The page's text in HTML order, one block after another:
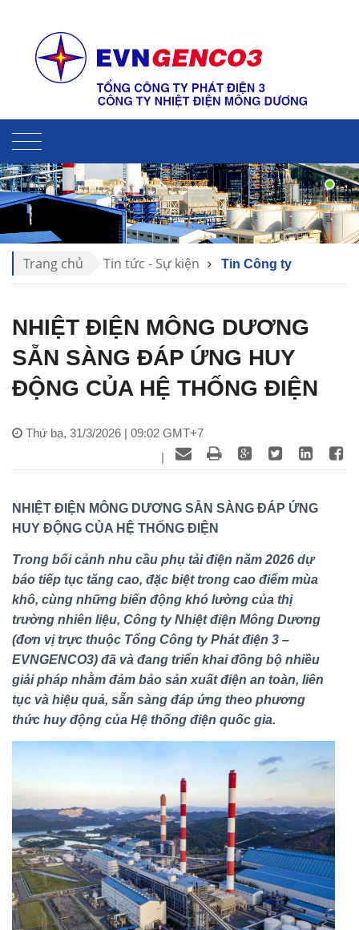
Trang chủ Tin tức - Sự kiện Tin Công ty
NHIỆT ĐIỆN MÔNG DƯƠNG
SẴN SÀNG ĐÁP ỨNG HUY
ĐỘNG CỦA HỆ THỐNG ĐIỆN
Thứ ba, 31/3/2026 | 09:02 GMT+7
|
NHIỆT ĐIỆN MÔNG DƯƠNG SẴN SÀNG ĐÁP ỨNG
HUY ĐỘNG CỦA HỆ THỐNG ĐIỆN
Trong bối cảnh nhu cầu phụ tải điện năm 2026 dự
báo tiếp tục tăng cao, đặc biệt trong cao điểm mùa
khô, cùng những biến động khó lường của thị
trường nhiên liệu, Công ty Nhiệt điện Mông Dương
(đơn vị trực thuộc Tổng Công ty Phát điện 3 –
EVNGENCO3) đã và đang triển khai đồng bộ nhiều
giải pháp nhằm đảm bảo sản xuất điện an toàn, liên
tục và hiệu quả, sẵn sàng đáp ứng theo phương
thức huy động của Hệ thống điện quốc gia.